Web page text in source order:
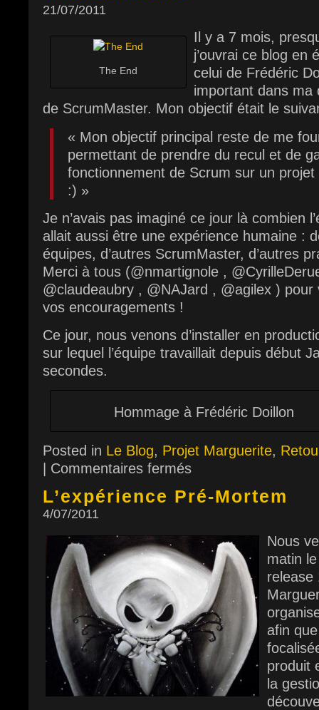
21/07/2011
The End
Il y a 7 mois,
j’ouvrai ce blog en
celui de Frédéric
important dans ma
de ScrumMaster. Mon objectif était le
« Mon objectif principal reste de me
permettant de prendre du recul et de
fonctionnement de Scrum sur un
:) »
Je n’avais pas imaginé ce jour là combien
allait aussi être une expérience humaine :
équipes, d’autres ScrumMaster, d’autres
Merci à tous (@nmartignole ,
@claudeaubry , @NAJard , @agilex )
vos encouragements !
Ce jour, nous venons d’installer en
sur lequel l’équipe travaillait depuis début
secondes.
Hommage à Frédéric Doillon
Posted in Le Blog, Projet Marguerite,
Commentaires fermés
L’expérience Pré-Mortem
4/07/2011
Nous
matin
release
afin
produit
la